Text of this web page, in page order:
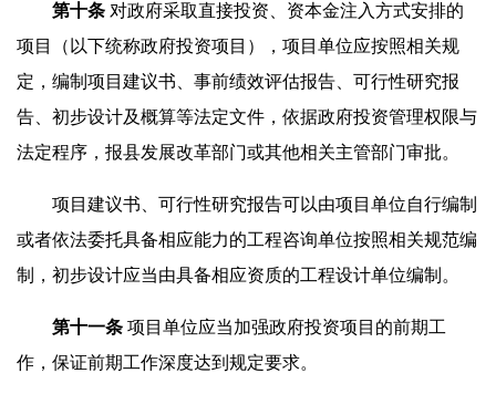
第十条 对政府采取直接投资、资本金注入方式安排的
项目（以下统称政府投资项目），项目单位应按照相关规
定，编制项目建议书、事前绩效评估报告、可行性研究报
告、初步设计及概算等法定文件，依据政府投资管理权限与
法定程序，报县发展改革部门或其他相关主管部门审批。
项目建议书、可行性研究报告可以由项目单位自行编制
或者依法委托具备相应能力的工程咨询单位按照相关规范编
制，初步设计应当由具备相应资质的工程设计单位编制。
第十一条 项目单位应当加强政府投资项目的前期工
作，保证前期工作深度达到规定要求。